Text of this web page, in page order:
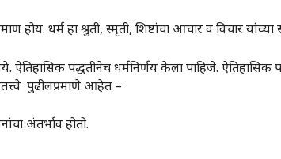
होय. धर्म हा श्रुती, स्मृती, शिष्टांचा आचार व विचार यांच्या
पद्धतीनेच धर्मनिर्णय केला पाहिजे.
पुढीलप्रमाणे आहेत –
अंतर्भाव होतो.